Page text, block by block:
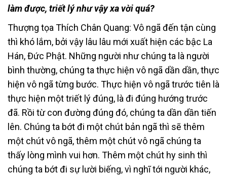
làm được, triết lý như vậy xa vời quá?
Thượng tọa Thích Chân Quang: Vô ngã đến tận cùng
thì khó lắm, bởi vậy lâu lâu mới xuất hiện các bậc La
Hán, Đức Phật. Những người như chúng ta là người
bình thường, chúng ta thực hiện vô ngã dần dần, thực
hiện vô ngã từng bước. Thực hiện vô ngã trước tiên là
thực hiện một triết lý đúng, là đi đúng hướng trước
đã. Rồi từ con đường đúng đó, chúng ta dần dần tiến
lên. Chúng ta bớt đi một chút bản ngã thì sẽ thêm
một chút vô ngã, thêm một chút vô ngã chúng ta
thấy lòng mình vui hơn. Thêm một chút hy sinh thì
chúng ta bớt đi sự lười biếng, vì nghĩ tới người khác,